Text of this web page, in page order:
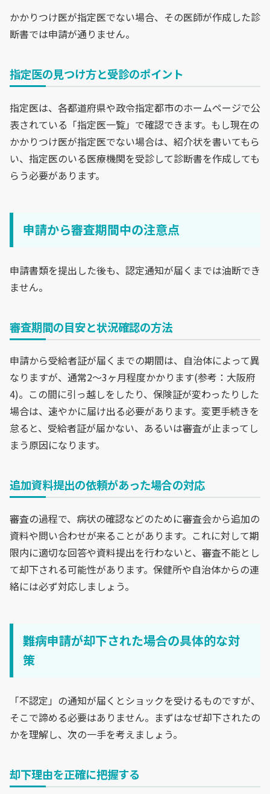
かかりつけ医が指定医でない場合、その医師が作成した診
断書では申請が通りません。
指定医の見つけ方と受診のポイント
指定医は、各都道府県や政令指定都市のホームページで公
表されている「指定医一覧」で確認できます。もし現在の
かかりつけ医が指定医でない場合は、紹介状を書いてもら
い、指定医のいる医療機関を受診して診断書を作成しても
らう必要があります。
申請から審査期間中の注意点
申請書類を提出した後も、認定通知が届くまでは油断でき
ません。
審査期間の目安と状況確認の方法
申請から受給者証が届くまでの期間は、自治体によって異
なりますが、通常2～3ヶ月程度かかります(参考：大阪府
4)。この間に引っ越しをしたり、保険証が変わったりした
場合は、速やかに届け出る必要があります。変更手続きを
怠ると、受給者証が届かない、あるいは審査が止まってし
まう原因になります。
追加資料提出の依頼があった場合の対応
審査の過程で、病状の確認などのために審査会から追加の
資料や問い合わせが来ることがあります。これに対して期
限内に適切な回答や資料提出を行わないと、審査不能とし
て却下される可能性があります。保健所や自治体からの連
絡には必ず対応しましょう。
難病申請が却下された場合の具体的な対
策
「不認定」の通知が届くとショックを受けるものですが、
そこで諦める必要はありません。まずはなぜ却下されたの
かを理解し、次の一手を考えましょう。
却下理由を正確に把握する